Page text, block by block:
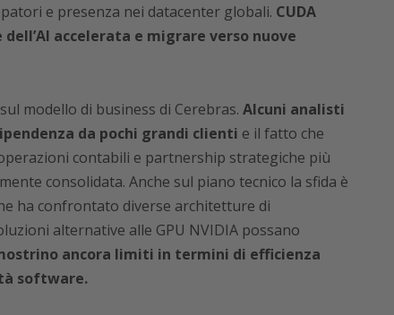
e presenza nei datacenter globali. CUDA
accelerata e migrare verso nuove
modello di business di Cerebras. Alcuni analisti
da pochi grandi clienti e il fatto che
contabili e partnership strategiche più
consolidata. Anche sul piano tecnico la sfida è
ha confrontato diverse architetture di
alternative alle GPU NVIDIA possano
ancora limiti in termini di efficienza
software.